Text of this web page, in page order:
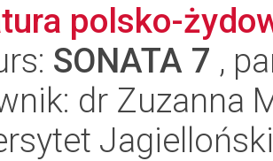
polsko-
SONATA 7 ,
dr Zuzanna